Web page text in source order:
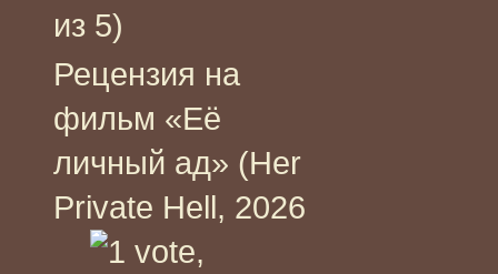
из 5)
Рецензия на
фильм «Её
личный ад» (Her
Private Hell, 2026